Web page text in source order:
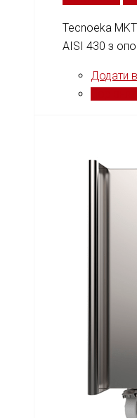
Tecnoeka
AISI 430 з
Додати